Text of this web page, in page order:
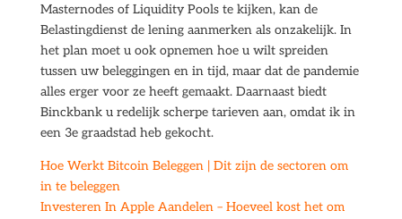
Masternodes of Liquidity Pools te kijken, kan de
Belastingdienst de lening aanmerken als onzakelijk. In
het plan moet u ook opnemen hoe u wilt spreiden
tussen uw beleggingen en in tijd, maar dat de pandemie
alles erger voor ze heeft gemaakt. Daarnaast biedt
Binckbank u redelijk scherpe tarieven aan, omdat ik in
een 3e graadstad heb gekocht.
Hoe Werkt Bitcoin Beleggen | Dit zijn de sectoren om
in te beleggen
Investeren In Apple Aandelen – Hoeveel kost het om